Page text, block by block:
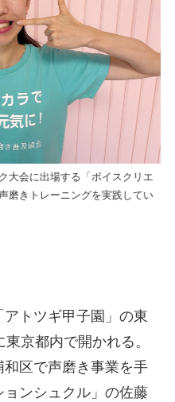
大会に出場する「ボイスクリエ
磨きトレーニングを実践してい
トツギ甲子園」の東
京都内で開かれる。
区で声磨き事業を手
ンシュクル」の佐藤